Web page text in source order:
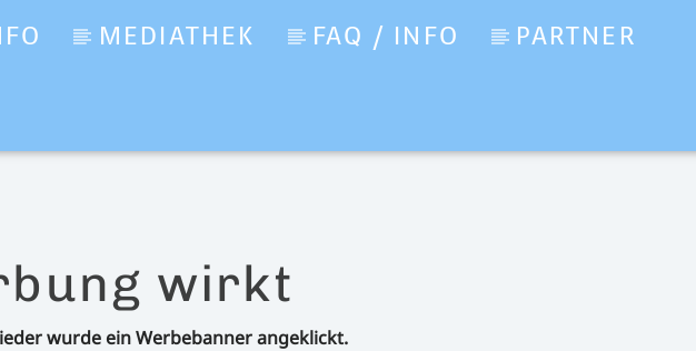
MEDIATHEK FAQ / INFO PARTNER
wirkt
wurde ein Werbebanner angeklickt.